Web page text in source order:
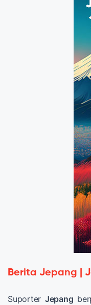
Berita Jepang |
Suporter Jepang